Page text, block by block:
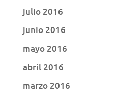
julio 2016
junio 2016
mayo 2016
abril 2016
marzo 2016